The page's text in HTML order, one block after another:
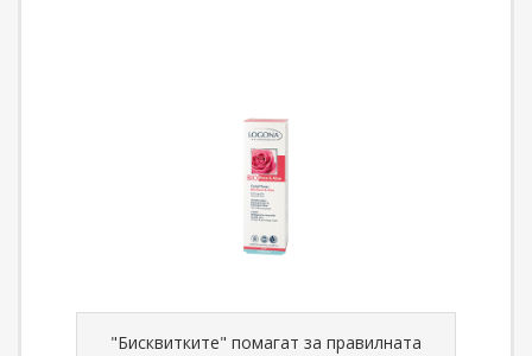
"Бисквитките" помагат за правилната